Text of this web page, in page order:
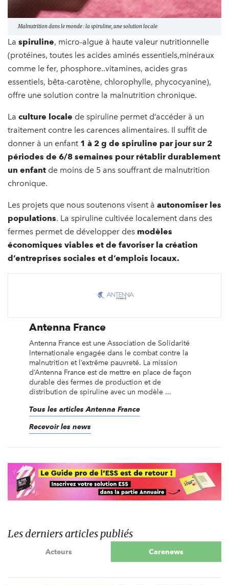
Malnutrition dans le monde : la spiruline, une solution locale
La spiruline, micro-algue à haute valeur nutritionnelle
(protéines, toutes les acides aminés essentiels,minéraux
comme le fer, phosphore..vitamines, acides gras
essentiels, bêta-carotène, chlorophylle, phycocyanine),
offre une solution contre la malnutrition chronique.
La culture locale de spiruline permet d’accéder à un
traitement contre les carences alimentaires. Il suffit de
donner à un enfant 1 à 2 g de spiruline par jour sur 2
périodes de 6/8 semaines pour rétablir durablement
un enfant de moins de 5 ans souffrant de malnutrition
chronique.
Les projets que nous soutenons visent à autonomiser les
populations. La spiruline cultivée localement dans des
fermes permet de développer des modèles
économiques viables et de favoriser la création
d’entreprises sociales et d’emplois locaux.
Antenna France
Antenna France est une Association de Solidarité
Internationale engagée dans le combat contre la
malnutrition et l’extrême pauvreté. La mission
d’Antenna France est de mettre en place de façon
durable des fermes de production et de
distribution de spiruline avec un modèle ...
Tous les articles Antenna France
Recevoir les news
Les derniers articles publiés
Acteurs Carenews